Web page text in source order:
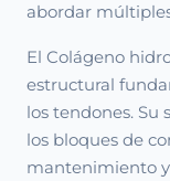
abordar
El Colágeno
estructural
los tendones.
los bloques de
mantenimiento